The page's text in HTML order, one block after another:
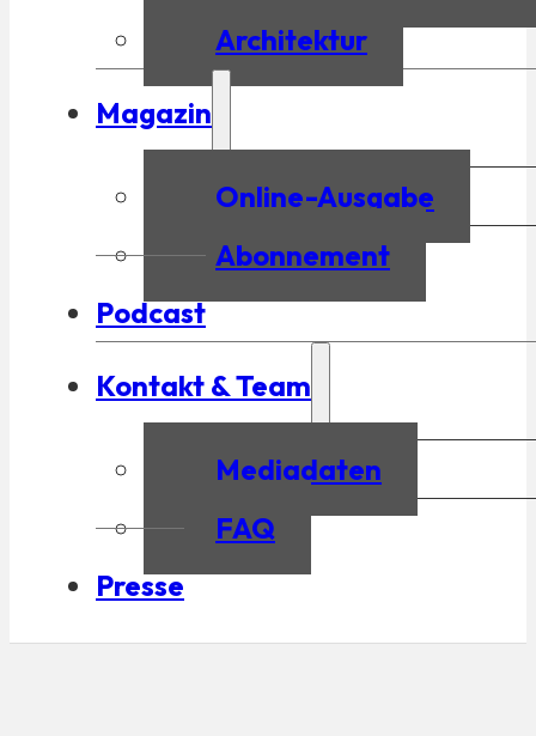
Architektur
Magazin
Online-Ausgabe
Abonnement
Podcast
Kontakt & Team
Mediadaten
FAQ
Presse